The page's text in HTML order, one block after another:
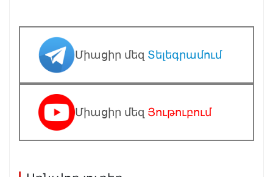
Միացիր մեզ Տելեգրամում
Միացիր մեզ Յութուբում